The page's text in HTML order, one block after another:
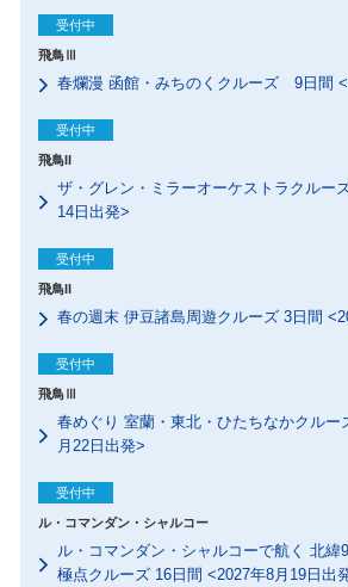
飛鳥Ⅲ
受付中
春爛漫 函館・みちのくクルーズ 9日間
飛鳥II
受付中
ザ・グレン・ミラーオーケストラクルー
14日出発>
飛鳥II
受付中
春の週末 伊豆諸島周遊クルーズ 3日間
飛鳥Ⅲ
受付中
春めぐり 室蘭・東北・ひたちなかクル
月22日出発>
ル・コマンダン・シャルコー
受付中
ル・コマンダン・シャルコーで航く 北緯
極点クルーズ 16日間 <2027年8月19日出